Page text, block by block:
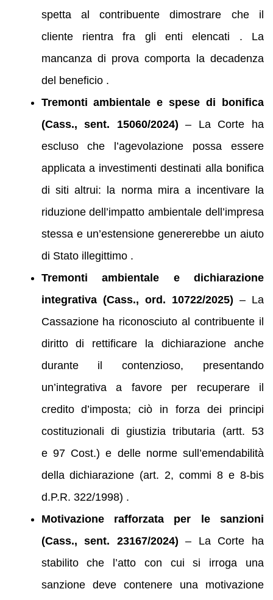
spetta al contribuente dimostrare che il
cliente rientra fra gli enti elencati . La
mancanza di prova comporta la decadenza
del beneficio .
Tremonti ambientale e spese di bonifica
(Cass., sent. 15060/2024) – La Corte ha
escluso che l’agevolazione possa essere
applicata a investimenti destinati alla bonifica
di siti altrui: la norma mira a incentivare la
riduzione dell’impatto ambientale dell’impresa
stessa e un’estensione genererebbe un aiuto
di Stato illegittimo .
Tremonti ambientale e dichiarazione
integrativa (Cass., ord. 10722/2025) – La
Cassazione ha riconosciuto al contribuente il
diritto di rettificare la dichiarazione anche
durante il contenzioso, presentando
un’integrativa a favore per recuperare il
credito d’imposta; ciò in forza dei principi
costituzionali di giustizia tributaria (artt. 53
e 97 Cost.) e delle norme sull’emendabilità
della dichiarazione (art. 2, commi 8 e 8‑bis
d.P.R. 322/1998) .
Motivazione rafforzata per le sanzioni
(Cass., sent. 23167/2024) – La Corte ha
stabilito che l’atto con cui si irroga una
sanzione deve contenere una motivazione